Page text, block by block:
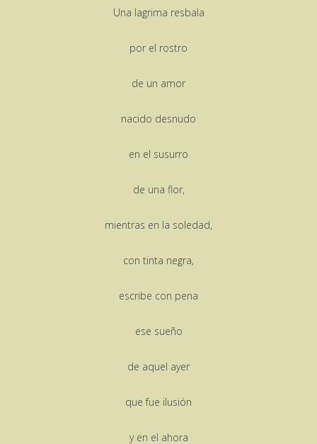
Una lagrima resbala
por el rostro
de un amor
nacido desnudo
en el susurro
de una flor,
mientras en la soledad,
con tinta negra,
escribe con pena
ese sueño
de aquel ayer
que fue ilusión
y en el ahora